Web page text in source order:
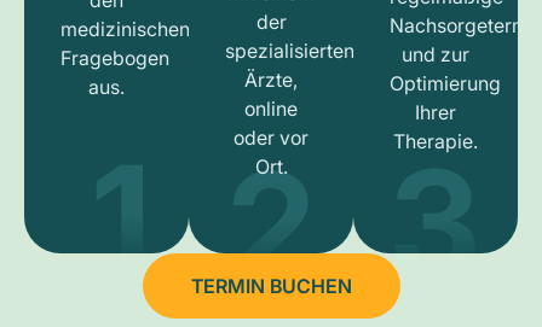
medizinischen
Fragebogen
aus.
1
der
spezialisierten
Ärzte,
online
oder vor
Ort.
2
und zur
Optimierung
Ihrer
Therapie.
3
TERMIN BUCHEN